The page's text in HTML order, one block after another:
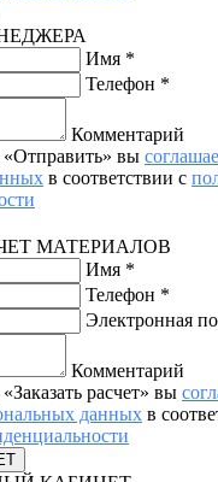
Имя *
Телефон *
Комментарий
вы
в соответствии с
МАТЕРИАЛОВ
Имя *
Телефон *
Электронная
Комментарий
расчет» вы
данных в